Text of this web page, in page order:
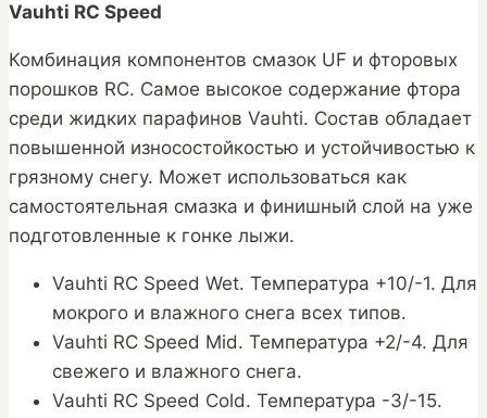
Vauhti RC Speed
Комбинация компонентов смазок UF и фторовых
порошков RC. Самое высокое содержание фтора
среди жидких парафинов Vauhti. Состав обладает
повышенной износостойкостью и устойчивостью к
грязному снегу. Может использоваться как
самостоятельная смазка и финишный слой на уже
подготовленные к гонке лыжи.
Vauhti RC Speed Wet. Температура +10/-1. Для
мокрого и влажного снега всех типов.
Vauhti RC Speed Mid. Температура +2/-4. Для
свежего и влажного снега.
Vauhti RC Speed Cold. Температура -3/-15.